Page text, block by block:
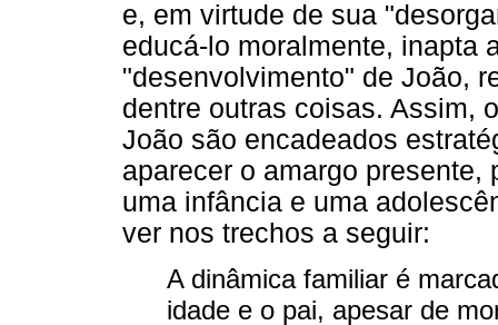
e, em virtude de sua
educá-lo moralmente, inapta
"desenvolvimento" de João,
dentre outras coisas. Assim,
João são encadeados
aparecer o amargo
uma infância e uma
ver nos trechos a seguir:
A dinâmica familiar é
idade e o pai, apesar de